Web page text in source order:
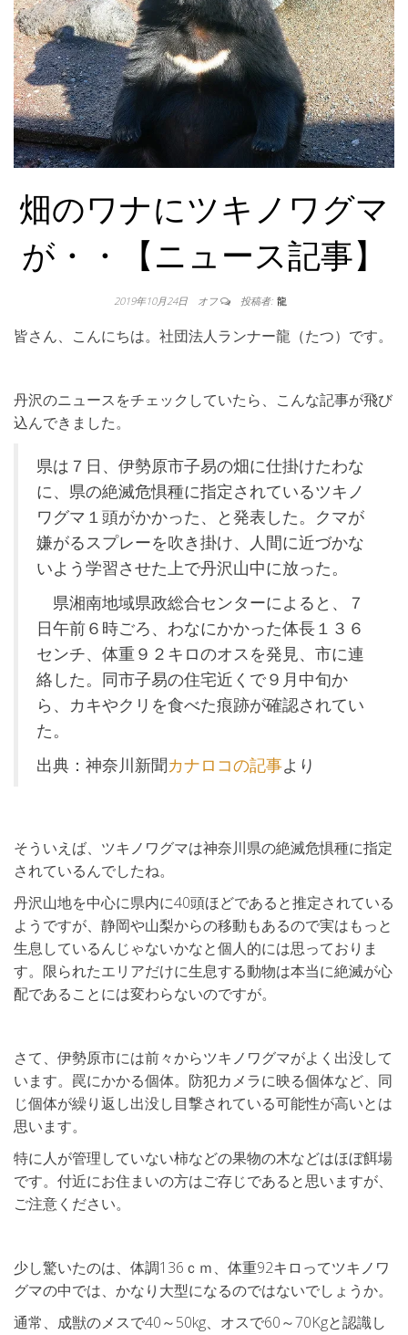
畑のワナにツキノワグマ
が・・【ニュース記事】
2019年10月24日 オフ 投稿者: 龍
皆さん、こんにちは。社団法人ランナー龍（たつ）です。
丹沢のニュースをチェックしていたら、こんな記事が飛び
込んできました。
県は７日、伊勢原市子易の畑に仕掛けたわな
に、県の絶滅危惧種に指定されているツキノ
ワグマ１頭がかかった、と発表した。クマが
嫌がるスプレーを吹き掛け、人間に近づかな
いよう学習させた上で丹沢山中に放った。
県湘南地域県政総合センターによると、７
日午前６時ごろ、わなにかかった体長１３６
センチ、体重９２キロのオスを発見、市に連
絡した。同市子易の住宅近くで９月中旬か
ら、カキやクリを食べた痕跡が確認されてい
た。
出典：神奈川新聞カナロコの記事より
そういえば、ツキノワグマは神奈川県の絶滅危惧種に指定
されているんでしたね。
丹沢山地を中心に県内に40頭ほどであると推定されている
ようですが、静岡や山梨からの移動もあるので実はもっと
生息しているんじゃないかなと個人的には思っておりま
す。限られたエリアだけに生息する動物は本当に絶滅が心
配であることには変わらないのですが。
さて、伊勢原市には前々からツキノワグマがよく出没して
います。罠にかかる個体。防犯カメラに映る個体など、同
じ個体が繰り返し出没し目撃されている可能性が高いとは
思います。
特に人が管理していない柿などの果物の木などはほぼ餌場
です。付近にお住まいの方はご存じであると思いますが、
ご注意ください。
少し驚いたのは、体調136ｃｍ、体重92キロってツキノワ
グマの中では、かなり大型になるのではないでしょうか。
通常、成獣のメスで40～50kg、オスで60～70Kgと認識し